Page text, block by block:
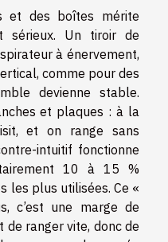
et des boîtes mérite
sérieux. Un tiroir de
à énervement,
comme pour des
devienne stable.
et plaques : à la
et on range sans
intuitif fonctionne
10 à 15 %
les plus utilisées. Ce «
c’est une marge de
ranger vite, donc de